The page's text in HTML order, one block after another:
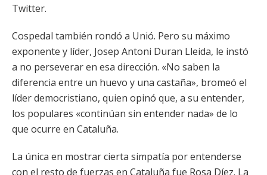
Twitter.
Cospedal también rondó a Unió. Pero su máximo
exponente y líder, Josep Antoni Duran Lleida, le instó
a no perseverar en esa dirección. «No saben la
diferencia entre un huevo y una castaña», bromeó el
líder democristiano, quien opinó que, a su entender,
los populares «continúan sin entender nada» de lo
que ocurre en Cataluña.
La única en mostrar cierta simpatía por entenderse
con el resto de fuerzas en Cataluña fue Rosa Díez. La